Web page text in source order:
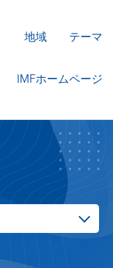
地域 テーマ
IMFホームページ